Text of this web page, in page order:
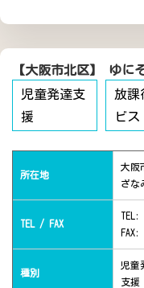
【大阪市北区】 ゆに
児童発達支
援
放課
ビス
所在地
大阪
ざな
TEL / FAX
FAX:
種別
児童
支援